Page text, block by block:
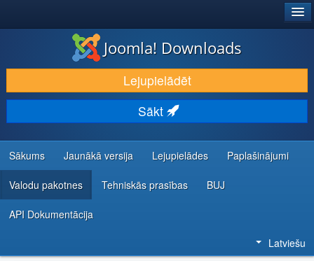
LEJUPIELĀDĒT UN PAPLAŠINĀT
ATKLĀJ UN IEMĀCIES
KOPIENA UN ATBALSTS
IZSTRĀDĀTĀJU RESURSI
Joomla! Downloads
Lejupielādēt
Sākt
Sākums Jaunākā versija Lejupielādes Paplašinājumi
Valodu pakotnes Tehniskās prasības BUJ
API Dokumentācija
Latviešu